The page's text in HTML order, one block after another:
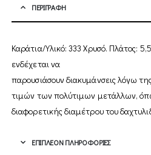
ΠΕΡΙΓΡΑΦΉ
Καράτια/Υλικό: 333 Χρυσό. Πλάτος:
ενδέχεται να
παρουσιάσουν διακυµάνσεις λόγω
τιµών των πολύτιµων µετάλλων,
διαφορετικής διαµέτρου του
ΕΠΙΠΛΈΟΝ ΠΛΗΡΟΦΟΡΊΕΣ